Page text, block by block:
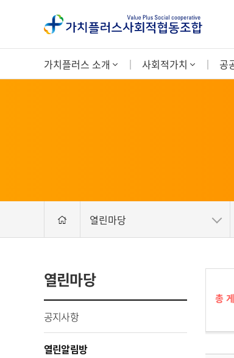
가치플러스 소개 사회적가치 공
열린마당
열린마당
공지사항
열린알림방
총